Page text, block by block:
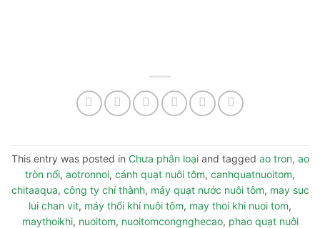
This entry was posted in Chưa phân loạiand tagged ao tron, ao
tròn nổi, aotronnoi, cánh quạt nuôi tôm, canhquatnuoitom,
chitaaqua, công ty chí thành, máy quạt nước nuôi tôm, may suc
lui chan vit, máy thổi khí nuôi tôm, may thoi khi nuoi tom,
maythoikhi, nuoitom, nuoitomcongnghecao, phao quạt nuôi